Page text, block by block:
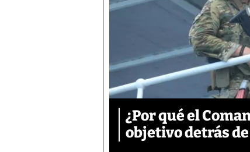
¿Por qué el
objetivo detrás